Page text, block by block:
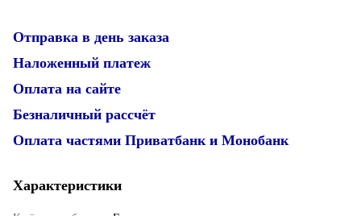
Отправка в день заказа
Наложенный платеж
Оплата на сайте
Безналичный рассчёт
Оплата частями Приватбанк и Монобанк
Характеристики